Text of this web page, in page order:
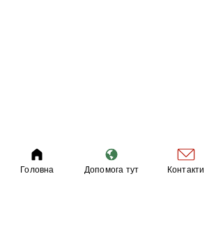
Головна Допомога тут Контакти